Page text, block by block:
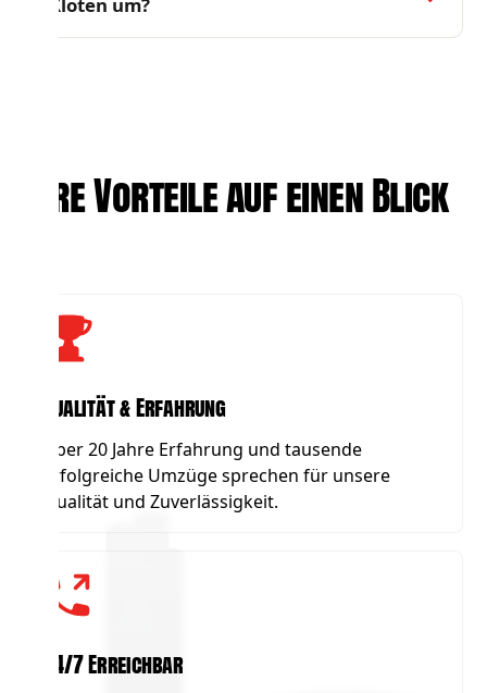
Kloten um?
Ihre Vorteile auf einen Blick
Qualität & Erfahrung
Über 20 Jahre Erfahrung und tausende
erfolgreiche Umzüge sprechen für unsere
Qualität und Zuverlässigkeit.
24/7 Erreichbar